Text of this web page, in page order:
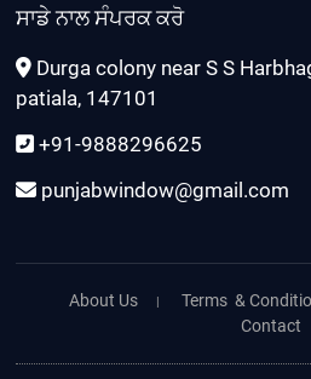
ਸਾਡੇ ਨਾਲ ਸੰਪਰਕ ਕਰੋ
Durga colony near S S
patiala, 147101
+91-9888296625
punjabwindow@gmail.com
About Us Terms &
Contact